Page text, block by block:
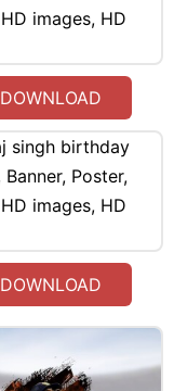
DOWNLOAD
DOWNLOAD